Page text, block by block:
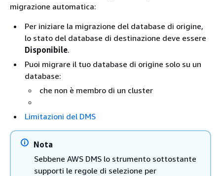
migrazione automatica:
Per iniziare la migrazione del database di origine,
lo stato del database di destinazione deve essere
Disponibile.
Puoi migrare il tuo database di origine solo su un
database:
che non è membro di un cluster
Limitazioni del DMS
Nota
Sebbene AWS DMS lo strumento sottostante
supporti le regole di selezione per